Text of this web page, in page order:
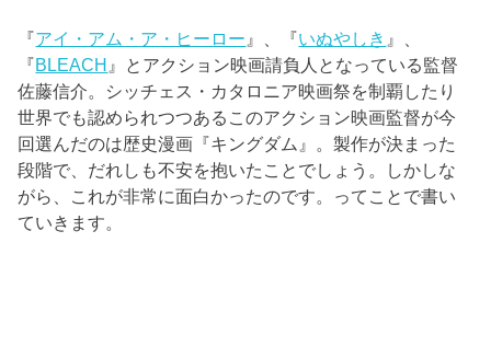
『アイ・アム・ア・ヒーロー 』、『いぬやしき 』、
『BLEACH 』とアクション映画請負人となっている監督
佐藤信介。シッチェス・カタロニア映画祭を制覇したり
世界でも認められつつあるこのアクション映画監督が今
回選んだのは歴史漫画『キングダム』。製作が決まった
段階で、だれしも不安を抱いたことでしょう。しかしな
がら、これが非常に面白かったのです。ってことで書い
ていきます。